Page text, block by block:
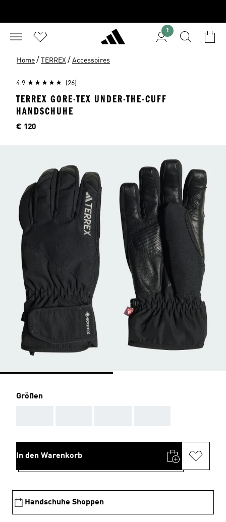
1
Home / TERREX / Accessoires
4.9 (26)
TERREX GORE-TEX UNDER-THE-CUFF
HANDSCHUHE
Preis
€ 120
Größen
In den Warenkorb
Handschuhe Shoppen